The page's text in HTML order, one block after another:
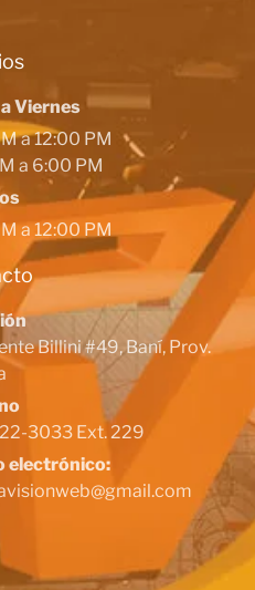
Viernes
a 12:00 PM
a 6:00 PM
a 12:00 PM
Billini #49, Baní, Prov.
3033 Ext. 229
electrónico: